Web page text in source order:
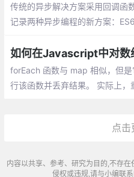
传统的异步解决方案采用回调函
记录两种异步编程的新方案：
如何在Javascript中对数
forEach 函数与 map 相似，但
行该函数并丢弃结果。 实际上，
点击
内容以共享、参考、研究为目的,不存
侵权或违规,请与小编联